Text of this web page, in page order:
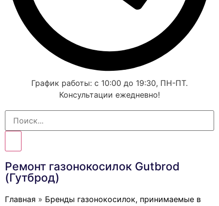
График работы: с 10:00 до 19:30, ПН-ПТ.
Консультации ежедневно!
Ремонт газонокосилок Gutbrod
(Гутброд)
Главная » Бренды газонокосилок, принимаемые в